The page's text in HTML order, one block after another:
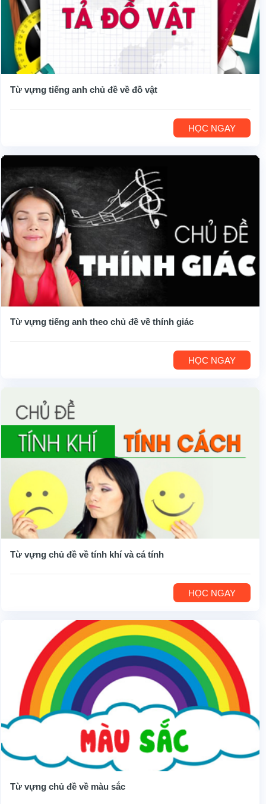
Từ vựng tiếng anh chủ đề về đồ vật
HỌC NGAY
Từ vựng tiếng anh theo chủ đề về thính giác
HỌC NGAY
Từ vựng chủ đề về tính khí và cá tính
HỌC NGAY
Từ vựng chủ đề về màu sắc